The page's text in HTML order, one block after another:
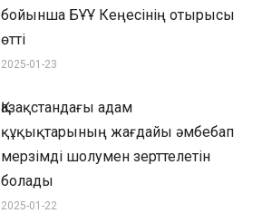
бойынша БҰҰ Кеңесінің отырысы
өтті
2025-01-23
Қазақстандағы адам
құқықтарының жағдайы әмбебап
мерзімді шолумен зерттелетін
болады
2025-01-22